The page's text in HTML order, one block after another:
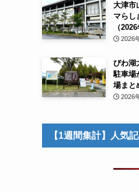
大津市
マらし
（
2026
びわ湖
駐車場
場まと
2026
【1週間集計】人気